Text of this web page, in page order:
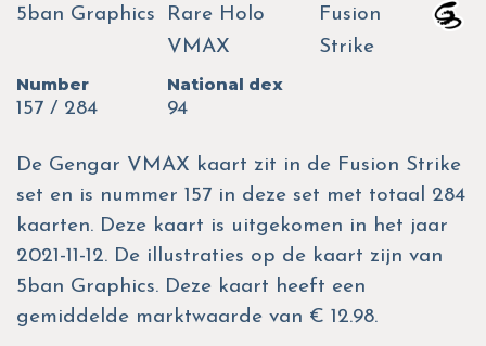
5ban Graphics
Rare Holo
VMAX
Fusion
Strike
Number
157 / 284
National dex
94
De Gengar VMAX kaart zit in de Fusion Strike
set en is nummer 157 in deze set met totaal 284
kaarten. Deze kaart is uitgekomen in het jaar
2021-11-12. De illustraties op de kaart zijn van
5ban Graphics. Deze kaart heeft een
gemiddelde marktwaarde van € 12.98.